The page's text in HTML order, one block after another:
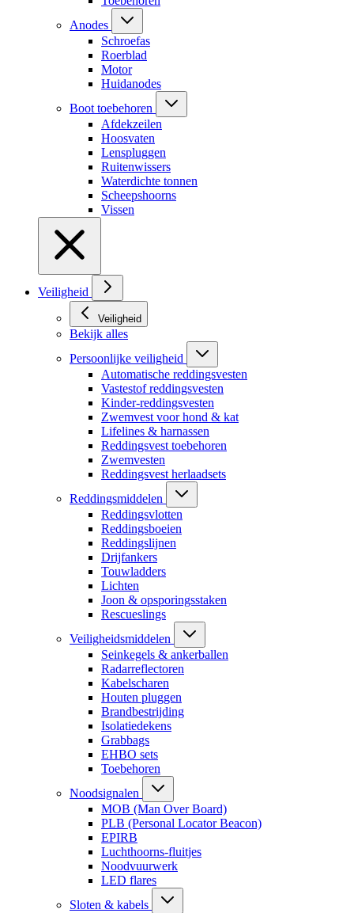
Anodes
Schroefas
Roerblad
Motor
Huidanodes
Boot toebehoren
Afdekzeilen
Hoosvaten
Lenspluggen
Ruitenwissers
Waterdichte tonnen
Scheepshoorns
Vissen
Veiligheid
Veiligheid
Bekijk alles
Persoonlijke veiligheid
Automatische reddingsvesten
Vastestof reddingsvesten
Kinder-reddingsvesten
Zwemvest voor hond & kat
Lifelines & harnassen
Reddingsvest toebehoren
Zwemvesten
Reddingsvest herlaadsets
Reddingsmiddelen
Reddingsvlotten
Reddingsboeien
Reddingslijnen
Drijfankers
Touwladders
Lichten
Joon & opsporingsstaken
Rescueslings
Veiligheidsmiddelen
Seinkegels & ankerballen
Radarreflectoren
Kabelscharen
Houten pluggen
Brandbestrijding
Isolatiedekens
Grabbags
EHBO sets
Toebehoren
Noodsignalen
MOB (Man Over Board)
PLB (Personal Locator Beacon)
EPIRB
Luchthoorns-fluitjes
Noodvuurwerk
LED flares
Sloten & kabels